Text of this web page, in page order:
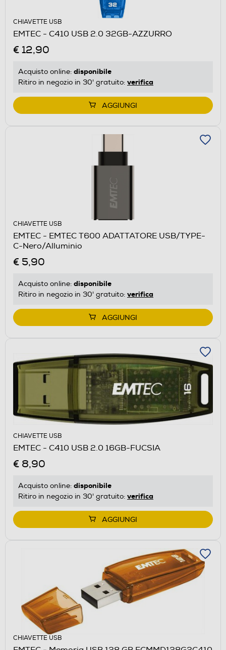
CHIAVETTE USB
EMTEC - C410 USB 2.0 32GB-AZZURRO
€ 12,90
Acquisto online: disponibile
Ritiro in negozio in 30' gratuito: verifica
AGGIUNGI
CHIAVETTE USB
EMTEC - EMTEC T600 ADATTATORE USB/TYPE-
C-Nero/Alluminio
€ 5,90
Acquisto online: disponibile
Ritiro in negozio in 30' gratuito: verifica
AGGIUNGI
CHIAVETTE USB
EMTEC - C410 USB 2.0 16GB-FUCSIA
€ 8,90
Acquisto online: disponibile
Ritiro in negozio in 30' gratuito: verifica
AGGIUNGI
CHIAVETTE USB